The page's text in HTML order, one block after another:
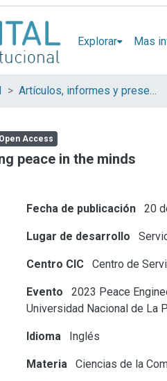
Explorar Mas
Artículos, informes y presentaciones en Congresos CESGI
Open Access
peace in the minds
Fecha de publicación 20
Lugar de desarrollo
Centro CIC Centro de
Evento
2023 Peace
Universidad Nacional de La
Idioma Inglés
Materia Ciencias de la